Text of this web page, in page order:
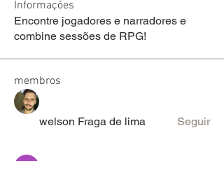
Informações
Encontre jogadores e narradores e
combine sessões de RPG!
membros
welson Fraga de lima Seguir